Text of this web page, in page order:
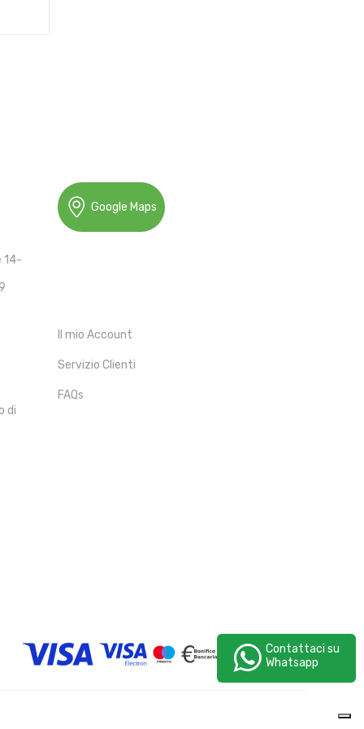
Contattaci su
Whatsapp
14-
di
Google Maps
Il mio Account
Servizio Clienti
FAQs